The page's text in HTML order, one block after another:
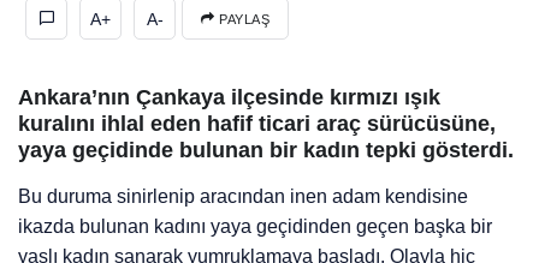
View this post on Instagram
A+ A- PAYLAŞ
Ankara’nın Çankaya ilçesinde kırmızı ışık
kuralını ihlal eden hafif ticari araç sürücüsüne,
yaya geçidinde bulunan bir kadın tepki gösterdi.
Bu duruma sinirlenip aracından inen adam kendisine
ikazda bulunan kadını yaya geçidinden geçen başka bir
yaşlı kadın sanarak yumruklamaya başladı. Olayla hiç